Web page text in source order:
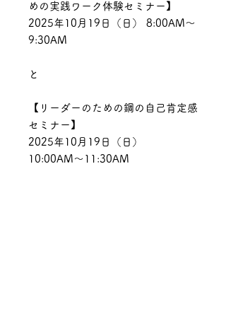
めの​実践ワーク体験セミナー】
2025年10月19日（日） 8:00AM〜
9:30AM
と
【リーダーのための鋼の自己肯定感
セミナー】
2025年10月19日（日）
10:00AM〜11:30AM